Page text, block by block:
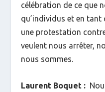
célébration de ce que
qu’individus et en tant
une protestation
veulent nous arrêter,
nous sommes.
Laurent Boquet :